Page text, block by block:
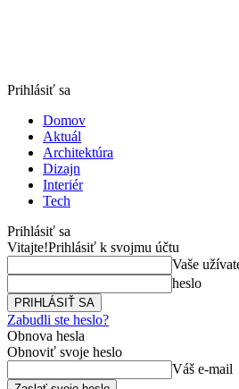
Prihlásiť sa
Domov
Aktuál
Architektúra
Dizajn
Interiér
Tech
Prihlásiť sa
Vitajte!Prihlásiť k svojmu účtu
Vaše
heslo
Zabudli ste heslo?
Obnova hesla
Obnoviť svoje heslo
Váš e-mail